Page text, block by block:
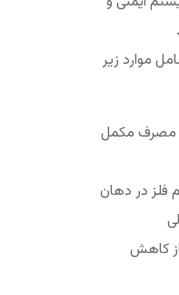
موارد زیر
مصرف مکمل
در دهان
کاهش